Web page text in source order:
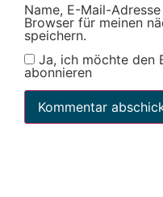
Name, E-Mail-
Browser für meinen
speichern.
Ja, ich möchte den
abonnieren